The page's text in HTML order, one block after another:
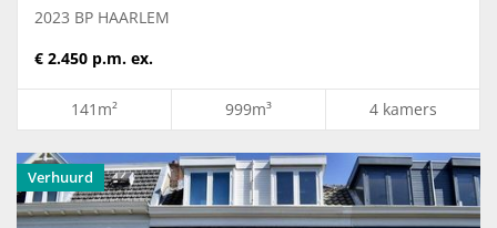
2023 BP HAARLEM
€ 2.450 p.m. ex.
141m² 999m³ 4 kamers
Verhuurd